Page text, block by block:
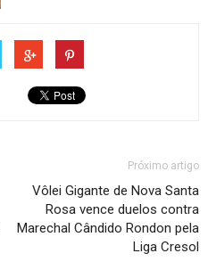
Próximo artigo
Vôlei Gigante de Nova Santa
Rosa vence duelos contra
Marechal Cândido Rondon pela
Liga Cresol